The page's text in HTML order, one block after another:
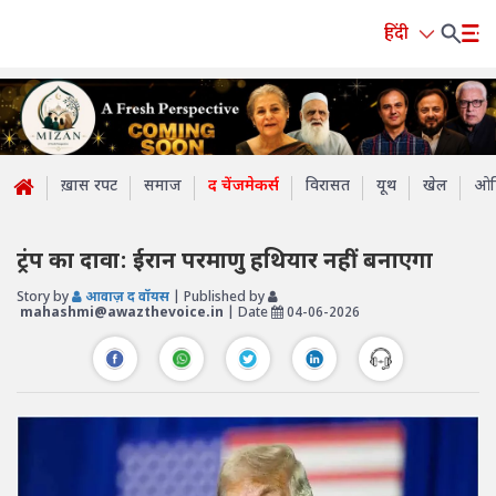
हिंदी
ख़ास रपट समाज द चेंजमेकर्स विरासत यूथ खेल
ट्रंप का दावा: ईरान परमाणु हथियार नहीं बनाएगा
Story by आवाज़ द वॉयस
| Published by
mahashmi@awazthevoice.in | Date 04-06-2026